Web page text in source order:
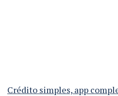
Crédito simples, app